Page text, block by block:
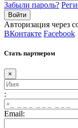
Забыли пароль?
Авторизация через
ВКонтакте Facebook
Стать партнером
×
:
Email: